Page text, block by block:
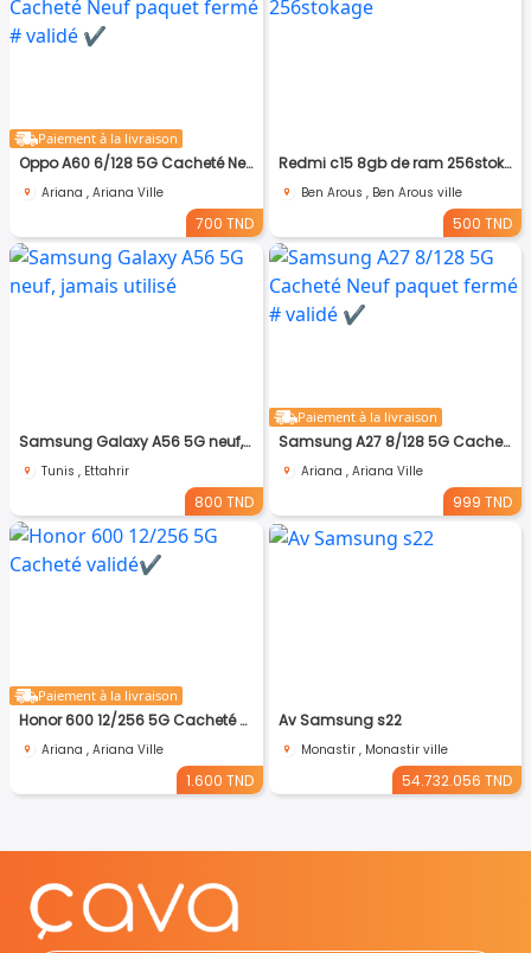
Paiement à la livraison
Oppo A60 6/128 5G Cacheté Neuf paquet fermé # validé ✔️
Ariana , Ariana Ville
700 TND
Redmi c15 8gb de ram 256stokage
Ben Arous , Ben Arous ville
500 TND
Samsung Galaxy A56 5G neuf, jamais utilisé
Tunis , Ettahrir
800 TND
Paiement à la livraison
Samsung A27 8/128 5G Cacheté Neuf paquet fermé # validé ✔️
Ariana , Ariana Ville
999 TND
Paiement à la livraison
Honor 600 12/256 5G Cacheté validé✔️
Ariana , Ariana Ville
1.600 TND
Av Samsung s22
Monastir , Monastir ville
54.732.056 TND